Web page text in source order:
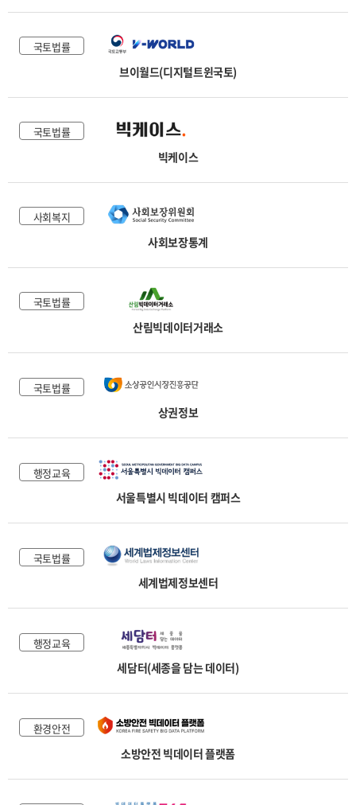
국토법률
브이월드(디지털트윈국토)
국토법률
빅케이스
사회복지
사회보장통계
국토법률
산림빅데이터거래소
국토법률
상권정보
행정교육
서울특별시 빅데이터 캠퍼스
국토법률
세계법제정보센터
행정교육
세담터(세종을 담는 데이터)
환경안전
소방안전 빅데이터 플랫폼